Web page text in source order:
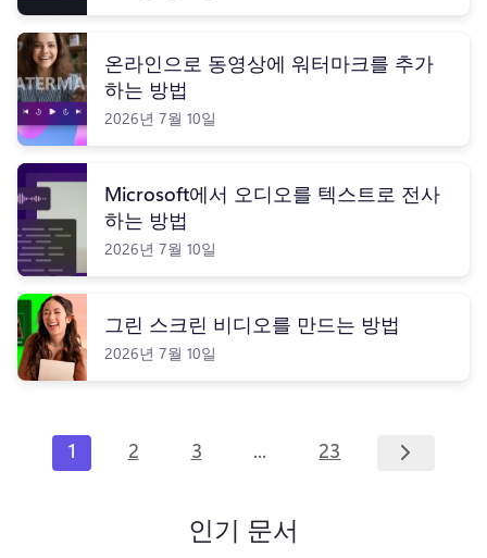
온라인으로 동영상에 워터마크를 추가
하는 방법
2026년 7월 10일
Microsoft에서 오디오를 텍스트로 전사
하는 방법
2026년 7월 10일
그린 스크린 비디오를 만드는 방법
2026년 7월 10일
1 2 3 ... 23
인기 문서